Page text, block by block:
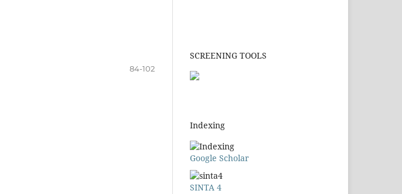
84-102
SCREENING TOOLS
Indexing
Google Scholar
SINTA 4